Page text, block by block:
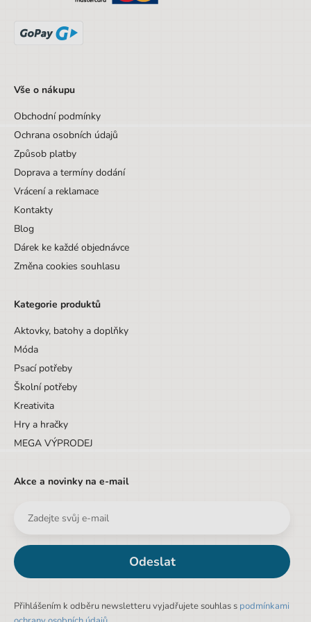
Vše o nákupu
Obchodní podmínky
Ochrana osobních údajů
Způsob platby
Doprava a termíny dodání
Vrácení a reklamace
Kontakty
Blog
Dárek ke každé objednávce
Změna cookies souhlasu
Kategorie produktů
Aktovky, batohy a doplňky
Móda
Psací potřeby
Školní potřeby
Kreativita
Hry a hračky
MEGA VÝPRODEJ
Akce a novinky na e-mail
Odeslat
Přihlášením k odběru newsletteru vyjadřujete souhlas s podmínkami